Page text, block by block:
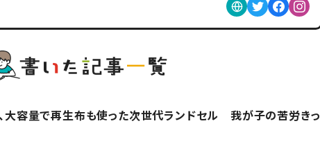
大容量で再生布も使った次世代ランドセル 我が子の苦労きっ